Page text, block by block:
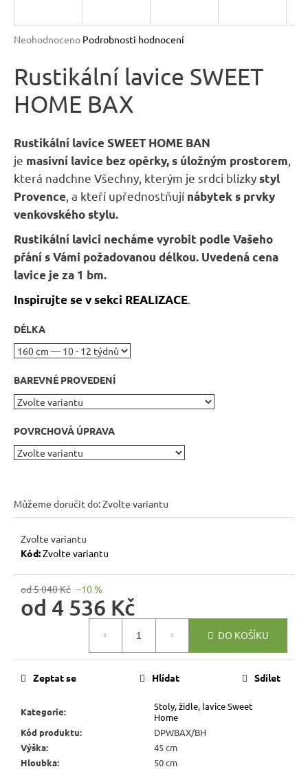
Průměrné
produktu
je
0,0
z
hvězdiček.
Neohodnoceno Podrobnosti hodnocení
Rustikální lavice SWEET
HOME BAX
Rustikální lavice SWEET HOME BAN
je masivní lavice bez opěrky, s úložným prostorem
která nadchne Všechny, kterým je srdci blízkystyl
Provence , a kteří upřednostňují nábytek s prvky
venkovského stylu.
Rustikální lavici necháme vyrobit podle Vašeho
přání s Vámi požadovanou délkou. Uvedenácena
lavice je za 1 bm.
Inspirujte se v sekci REALIZACE
DÉLKA
BAREVNÉ PROVEDENÍ
POVRCHOVÁ ÚPRAVA
Můžeme doručit do:Zvolte variantu
Zvolte variantu
Kód:Zvolte variantu
od 5 040 Kč –10 %
od 4 536 Kč
DO KOŠÍKU
Kategorie:
Stoly, židle, lavice Sweet
Home
Kód produktu:
DPWBAX/BH
Výška:
45 cm
Hloubka:
50 cm
Zeptat se Hlídat Sdílet
a
í
t
?
HLEDAT
D
o
p
o
u
č
u
j
e
m
e
BAX25
BEZ
409
Kč
Původně:
010
Kč